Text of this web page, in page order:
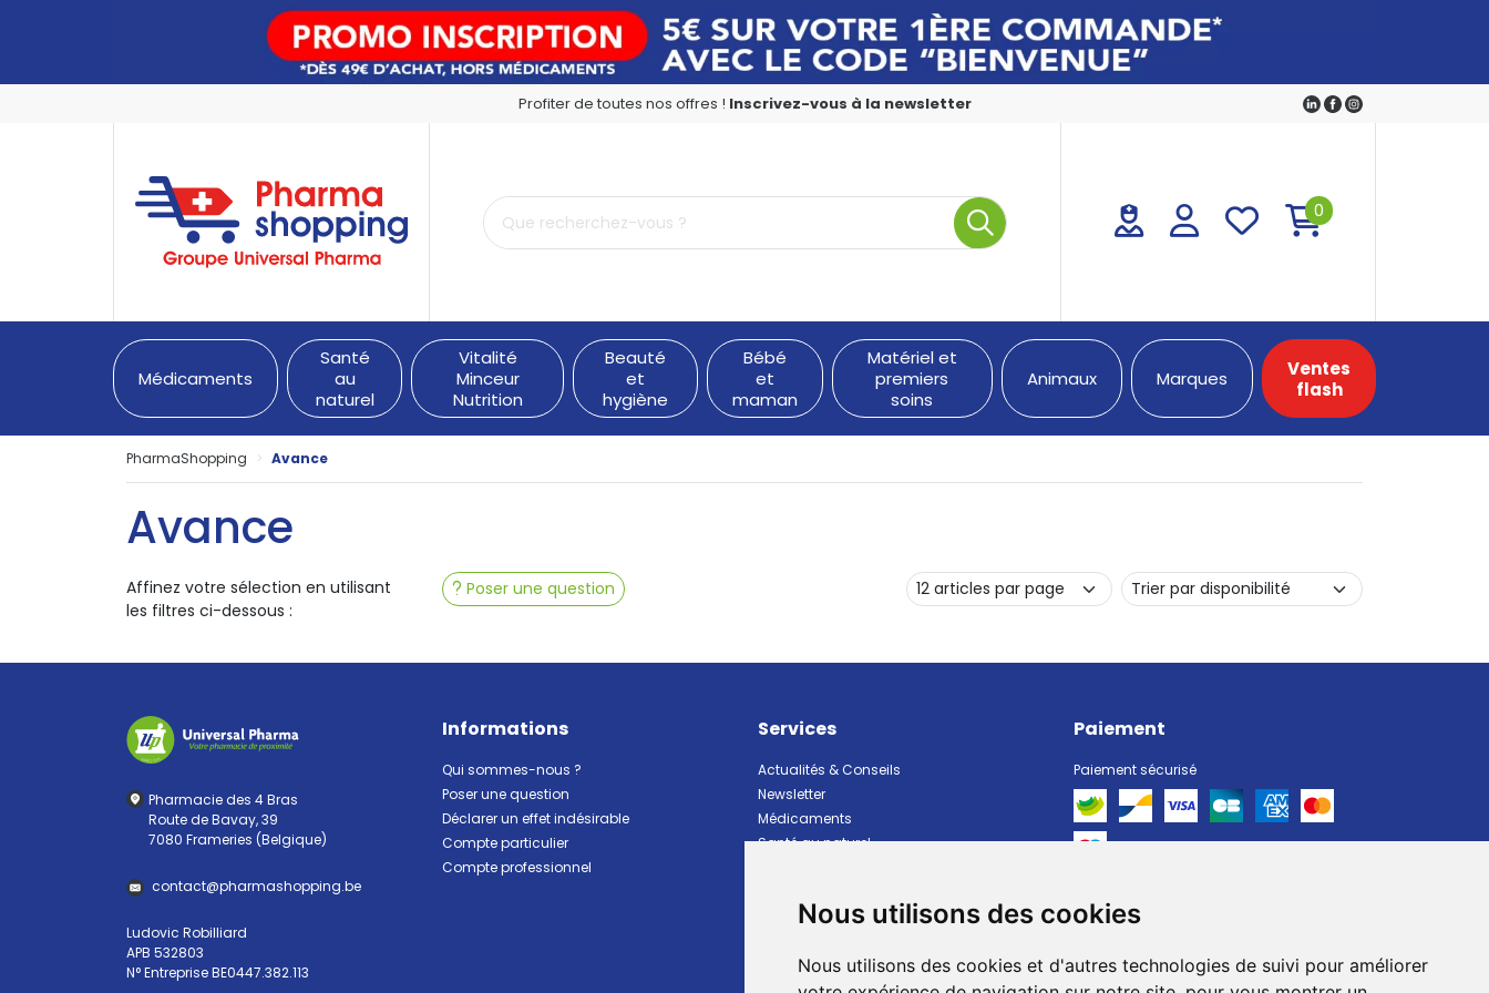
Nous utilisons des cookies
Nous utilisons des cookies et d'autres technologies de suivi pour améliorer
Profiter de toutes nos offres ! Inscrivez-vous à la newsletter
PharmaShopping Votre pharmacie en ligne à votre service
0
Médicaments
Santé
au
naturel
Vitalité
Minceur
Nutrition
Beauté
et
hygiène
Bébé
et
maman
Matériel et
premiers
soins
Animaux Marques
Ventes
flash
PharmaShopping Avance
Avance
Poser une question
Affinez votre sélection en utilisant
les filtres ci-dessous :
Pharmacie des 4 Bras
Route de Bavay, 39
7080 Frameries (Belgique)
contact@pharmashopping.be
Ludovic Robilliard
APB 532803
N° Entreprise BE0447.382.113
Informations
Qui sommes-nous ?
Poser une question
Déclarer un effet indésirable
Compte particulier
Compte professionnel
Services
Actualités & Conseils
Newsletter
Médicaments
Santé au naturel
Bébé et maman
Animaux
Paiement
Paiement sécurisé
Livraison
Livraison dans un Point Relais